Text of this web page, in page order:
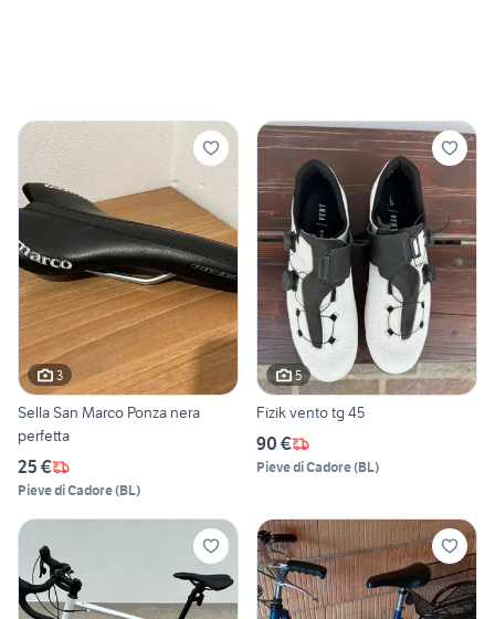
3
Sella San Marco Ponza nera
perfetta
25 €
Pieve di Cadore(BL)
5
Fizik vento tg 45
90 €
Pieve di Cadore(BL)